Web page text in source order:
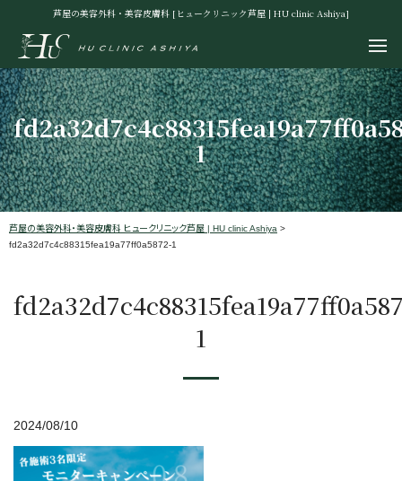
芦屋の美容外科・美容皮膚科 [ヒュークリニック芦屋 | HU clinic Ashiya]
1
芦屋の美容外科・美容皮膚科 ヒュークリニック芦屋 | HU clinic Ashiya >
fd2a32d7c4c88315fea19a77ff0a5872-1
1
2024/08/10